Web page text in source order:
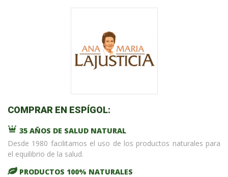
COMPRAR EN ESPÍGOL:
35 AÑOS DE SALUD NATURAL
Desde 1980 facilitamos el uso de los productos naturales para
el equilibrio de la salud.
PRODUCTOS 100% NATURALES